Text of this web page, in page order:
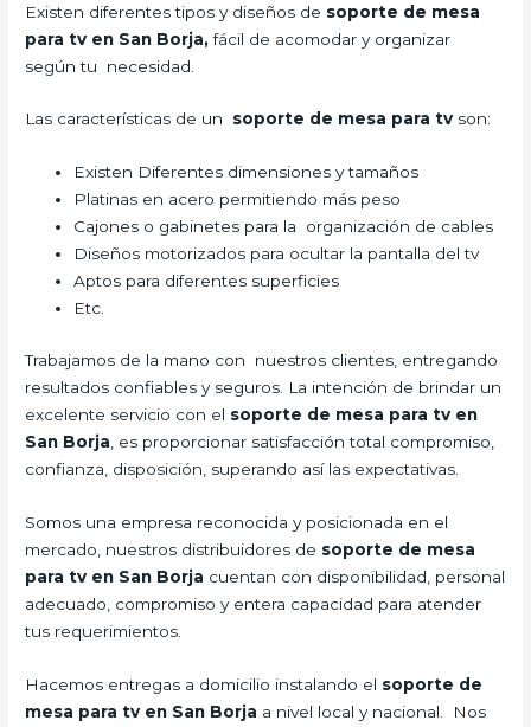
Existen diferentes tipos y diseños de soporte de mesa
para tv en San Borja,fácil de acomodar y organizar
según tu necesidad.
Las características de un soporte de mesa para tv son:
Existen Diferentes dimensiones y tamaños
Platinas en acero permitiendo más peso
Cajones o gabinetes para la organización de cables
Diseños motorizados para ocultar la pantalla del tv
Aptos para diferentes superficies
Etc.
Trabajamos de la mano con nuestros clientes, entregando
resultados confiables y seguros. La intención de brindar un
excelente servicio con el soporte de mesa para tv en
San Borja , es proporcionar satisfacción total compromiso,
confianza, disposición, superando así las expectativas.
Somos una empresa reconocida y posicionada en el
mercado, nuestros distribuidores de soporte de mesa
para tv en San Borja cuentan con disponibilidad, personal
adecuado, compromiso y entera capacidad para atender
tus requerimientos.
Hacemos entregas a domicilio instalando el soporte de
mesa para tv en San Borja a nivel local y nacional. Nos